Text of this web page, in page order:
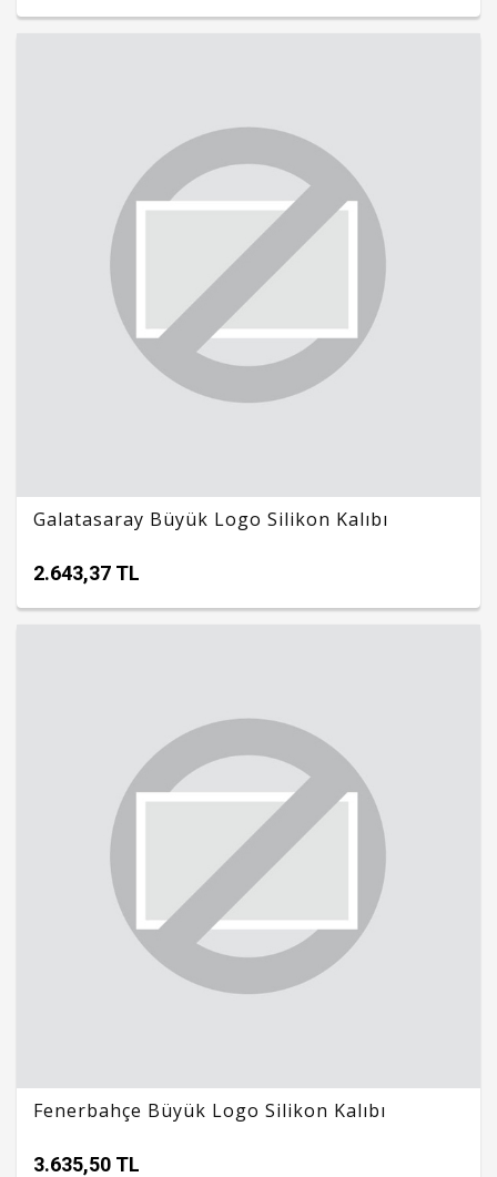
Galatasaray Büyük Logo Silikon Kalıbı
2.643,37 TL
Fenerbahçe Büyük Logo Silikon Kalıbı
3.635,50 TL